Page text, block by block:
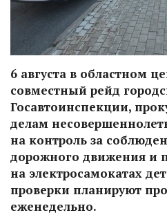
6 августа в областном
совместный рейд
Госавтоинспекции,
делам
на контроль за
дорожного движения и
на электросамокатах
проверки планируют
еженедельно.